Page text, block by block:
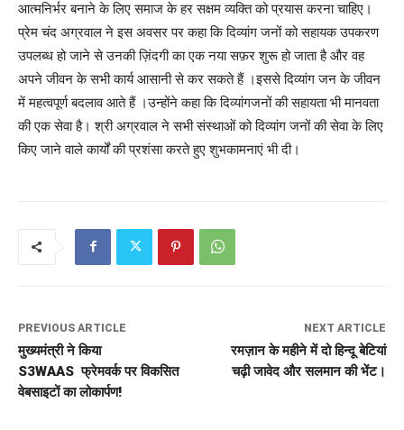
आत्मनिर्भर बनाने के लिए समाज के हर सक्षम व्यक्ति को प्रयास करना चाहिए।
प्रेम चंद अग्रवाल ने इस अवसर पर कहा कि दिव्यांग जनों को सहायक उपकरण
उपलब्ध हो जाने से उनकी ज़िंदगी का एक नया सफ़र शुरू हो जाता है और वह
अपने जीवन के सभी कार्य आसानी से कर सकते हैं ।इससे दिव्यांग जन के जीवन
में महत्वपूर्ण बदलाव आते हैं ।उन्होंने कहा कि दिव्यांगजनों की सहायता भी मानवता
की एक सेवा है। श्री अग्रवाल ने सभी संस्थाओं को दिव्यांग जनों की सेवा के लिए
किए जाने वाले कार्यों की प्रशंसा करते हुए शुभकामनाएं भी दी।
PREVIOUS ARTICLE
मुख्यमंत्री ने किया
S3WAAS फ्रेमवर्क पर विकसित
वेबसाइटों का लोकार्पण!
NEXT ARTICLE
रमज़ान के महीने में दो हिन्दू बेटियां
चढ़ी जावेद और सलमान की भेंट।